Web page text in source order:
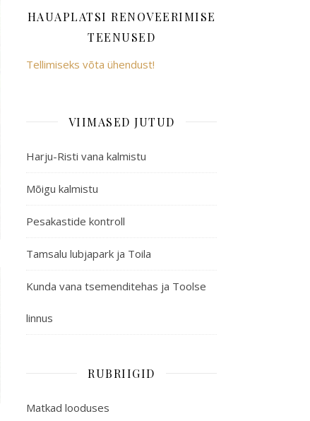
HAUAPLATSI RENOVEERIMISE
TEENUSED
Tellimiseks võta ühendust!
VIIMASED JUTUD
Harju-Risti vana kalmistu
Mõigu kalmistu
Pesakastide kontroll
Tamsalu lubjapark ja Toila
Kunda vana tsemenditehas ja Toolse
linnus
RUBRIIGID
Matkad looduses